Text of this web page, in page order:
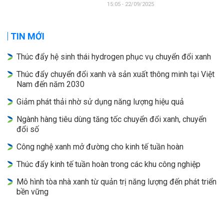
15:05 - 22/09/2025
TIN MỚI
Thúc đẩy hệ sinh thái hydrogen phục vụ chuyển đổi xanh
Thúc đẩy chuyển đổi xanh và sản xuất thông minh tại Việt
Nam đến năm 2030
Giảm phát thải nhờ sử dụng năng lượng hiệu quả
Ngành hàng tiêu dùng tăng tốc chuyển đổi xanh, chuyển
đổi số
Công nghệ xanh mở đường cho kinh tế tuần hoàn
Thúc đẩy kinh tế tuần hoàn trong các khu công nghiệp
Mô hình tòa nhà xanh từ quản trị năng lượng đến phát triển
bền vững